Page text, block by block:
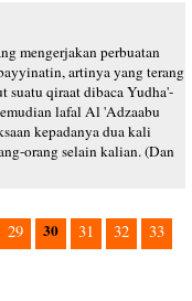
mengerjakan perbuatan
artinya yang terang
suatu qiraat dibaca Yudha'-
lafal Al 'Adzaabu
kepadanya dua kali
orang selain kalian. (Dan
29 30 31 32
33